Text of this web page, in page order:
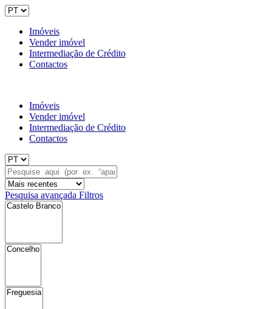
Imóveis
Vender imóvel
Intermediação de Crédito
Contactos
Imóveis
Vender imóvel
Intermediação de Crédito
Contactos
Pesquisa avançada Filtros